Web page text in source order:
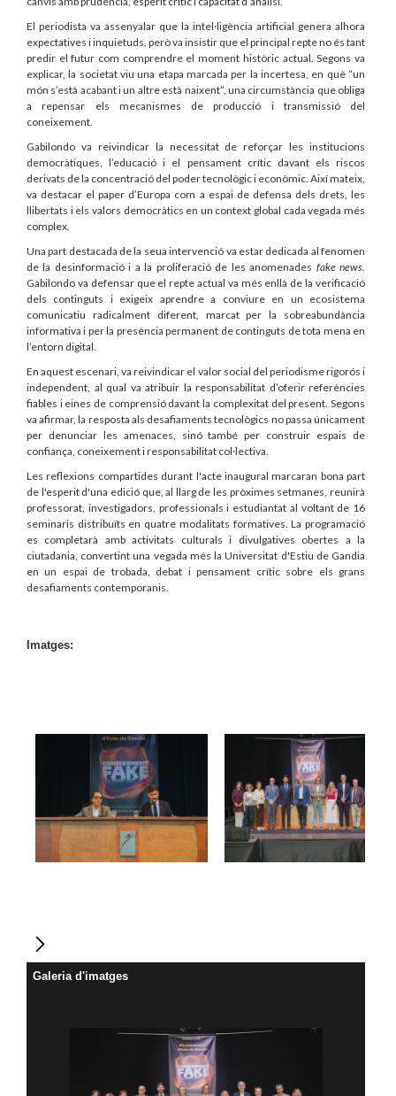
El periodista va assenyalar que la intel·ligència artificial genera alhora
expectatives i inquietuds, però va insistir que el principal repte no és tant
predir el futur com comprendre el moment històric actual. Segons va
explicar, la societat viu una etapa marcada per la incertesa, en què “un
món s’està acabant i un altre està naixent”, una circumstància que obliga
a repensar els mecanismes de producció i transmissió del
coneixement.
Gabilondo va reivindicar la necessitat de reforçar les institucions
democràtiques, l’educació i el pensament crític davant els riscos
derivats de la concentració del poder tecnològic i econòmic. Així mateix,
va destacar el paper d’Europa com a espai de defensa dels drets, les
llibertats i els valors democràtics en un context global cada vegada més
complex.
Una part destacada de la seua intervenció va estar dedicada al fenomen
de la desinformació i a la proliferació de les anomenades fake news.
Gabilondo va defensar que el repte actual va més enllà de la verificació
dels continguts i exigeix aprendre a conviure en un ecosistema
comunicatiu radicalment diferent, marcat per la sobreabundància
informativa i per la presència permanent de continguts de tota mena en
l’entorn digital.
En aquest escenari, va reivindicar el valor social del periodisme rigorós i
independent, al qual va atribuir la responsabilitat d’oferir referències
fiables i eines de comprensió davant la complexitat del present. Segons
va afirmar, la resposta als desafiaments tecnològics no passa únicament
per denunciar les amenaces, sinó també per construir espais de
confiança, coneixement i responsabilitat col·lectiva.
Les reflexions compartides durant l'acte inaugural marcaran bona part
de l'esperit d'una edició que, al llarg de les pròximes setmanes, reunirà
professorat, investigadors, professionals i estudiantat al voltant de 16
seminaris distribuïts en quatre modalitats formatives. La programació
es completarà amb activitats culturals i divulgatives obertes a la
ciutadania, convertint una vegada més la Universitat d'Estiu de Gandia
en un espai de trobada, debat i pensament crític sobre els grans
desafiaments contemporanis.
Imatges:
Galeria d'imatges